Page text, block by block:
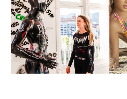
MARGA GONZÁLEZ Y
ELIA FERNÁNDEZ
DIALOGAN EN ESPACIO
DEL ANONIMATO, LA
CASA ROSA DE OVIEDO